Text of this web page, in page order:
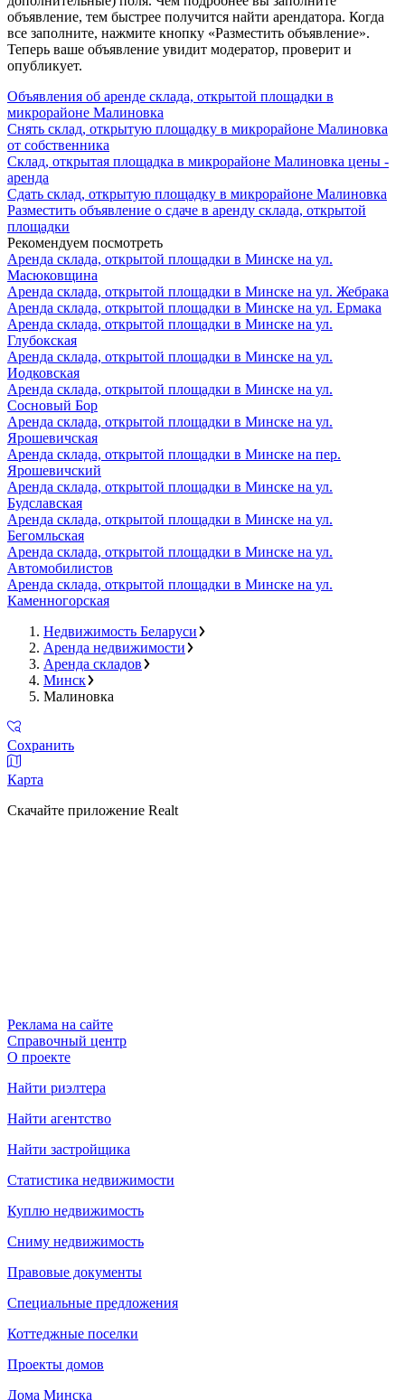
объявление, тем быстрее получится найти арендатора. Когда
все заполните, нажмите кнопку «Разместить объявление».
Теперь ваше объявление увидит модератор, проверит и
опубликует.
Объявления об аренде склада, открытой площадки в
микрорайоне Малиновка
Снять склад, открытую площадку в микрорайоне Малиновка
от собственника
Склад, открытая площадка в микрорайоне Малиновка цены -
аренда
Сдать склад, открытую площадку в микрорайоне Малиновка
Разместить объявление о сдаче в аренду склада, открытой
площадки
Рекомендуем посмотреть
Аренда склада, открытой площадки в Минске на ул.
Масюковщина
Аренда склада, открытой площадки в Минске на ул. Жебрака
Аренда склада, открытой площадки в Минске на ул. Ермака
Аренда склада, открытой площадки в Минске на ул.
Глубокская
Аренда склада, открытой площадки в Минске на ул.
Иодковская
Аренда склада, открытой площадки в Минске на ул.
Сосновый Бор
Аренда склада, открытой площадки в Минске на ул.
Ярошевичская
Аренда склада, открытой площадки в Минске на пер.
Ярошевичский
Аренда склада, открытой площадки в Минске на ул.
Будславская
Аренда склада, открытой площадки в Минске на ул.
Бегомльская
Аренда склада, открытой площадки в Минске на ул.
Автомобилистов
Аренда склада, открытой площадки в Минске на ул.
Каменногорская
Недвижимость Беларуси
Аренда недвижимости
Аренда складов
Минск
Малиновка
Сохранить
Карта
Скачайте приложение Realt
Реклама на сайте
Справочный центр
О проекте
Найти риэлтера
Найти агентство
Найти застройщика
Статистика недвижимости
Куплю недвижимость
Сниму недвижимость
Правовые документы
Специальные предложения
Коттеджные поселки
Проекты домов
Дома Минска